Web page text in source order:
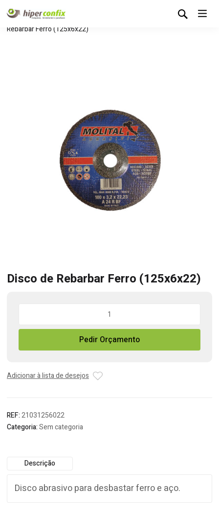
Início Loja Hipertintas
Disco de
Rebarbar Ferro (125x6x22)
Disco de Rebarbar Ferro (125x6x22)
Disco
Rebarbar
(125x6x22)
Pedir Orçamento
Adicionar à lista de desejos
REF:21031256022
Categoria:Sem categoria
Descrição
Disco abrasivo para desbastar ferro e aço.